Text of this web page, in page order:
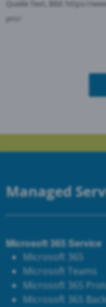
Quelle Text, Bild:
https://
pro/
Managed
Microsoft 365 Service
Microsoft 365
Microsoft Teams
Microsoft 365
Microsoft 365